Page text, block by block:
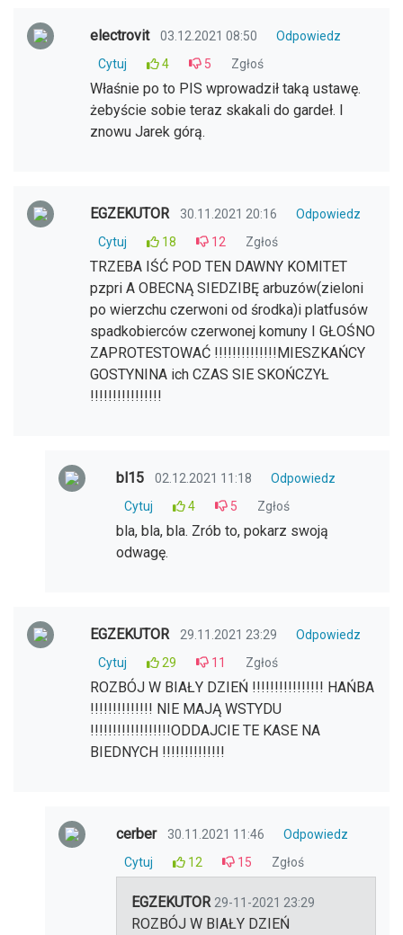
electrovit 03.12.2021 08:50
Odpowiedz
Cytuj
4 5 Zgłoś
Właśnie po to PIS wprowadził taką ustawę.
żebyście sobie teraz skakali do gardeł. I
znowu Jarek górą.
EGZEKUTOR 30.11.2021 20:16
Odpowiedz
Cytuj
18 12 Zgłoś
TRZEBA IŚĆ POD TEN DAWNY KOMITET
pzpri A OBECNĄ SIEDZIBĘ arbuzów(zieloni
po wierzchu czerwoni od środka)i platfusów
spadkobierców czerwonej komuny I GŁOŚNO
ZAPROTESTOWAĆ !!!!!!!!!!!!!!MIESZKAŃCY
GOSTYNINA ich CZAS SIE SKOŃCZYŁ
!!!!!!!!!!!!!!!!
bl15 02.12.2021 11:18
Odpowiedz
Cytuj
4 5 Zgłoś
bla, bla, bla. Zrób to, pokarz swoją
odwagę.
EGZEKUTOR 29.11.2021 23:29
Odpowiedz
Cytuj
29 11 Zgłoś
ROZBÓJ W BIAŁY DZIEŃ !!!!!!!!!!!!!!!! HAŃBA
!!!!!!!!!!!!!! NIE MAJĄ WSTYDU
!!!!!!!!!!!!!!!!!!ODDAJCIE TE KASE NA
BIEDNYCH !!!!!!!!!!!!!!
cerber 30.11.2021 11:46
Odpowiedz
Cytuj
12 15 Zgłoś
EGZEKUTOR 29-11-2021 23:29
ROZBÓJ W BIAŁY DZIEŃ